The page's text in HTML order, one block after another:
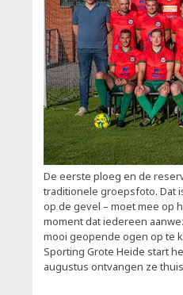
De eerste ploeg en de
traditionele groepsfoto. Dat
op de gevel – moet mee op
moment dat iedereen
mooi geopende ogen op te
Sporting Grote Heide start
augustus ontvangen ze thuis